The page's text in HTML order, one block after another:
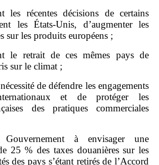
les récentes décisions de certains
les États‑Unis, d’augmenter les
sur les produits européens ;
le retrait de ces mêmes pays de
sur le climat ;
de défendre les engagements
et de protéger les
des pratiques commerciales
à envisager une
25 % des taxes douanières sur les
des pays s’étant retirés de l’Accord